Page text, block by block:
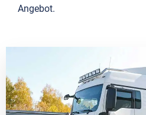
Angebot.